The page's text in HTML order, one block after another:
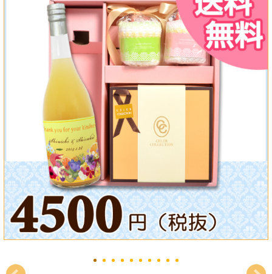
初盆・新盆
お中元
プレゼント
長寿のお祝い